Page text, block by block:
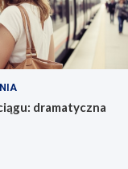
dramatyczna